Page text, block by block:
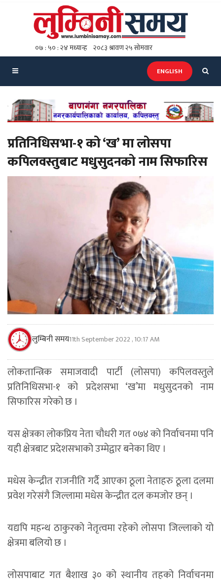
ENGLISH
प्रतिनिधिसभा-१ को ‘ख’ मा लोसपा
कपिलवस्तुबाट मधुसुदनको नाम सिफारिस
लुम्बिनी समय11th September 2022 , 10:17 AM
लोकतान्त्रिक समाजवादी पार्टी (लोसपा) कपिलवस्तुले
प्रतिनिधिसभा-१ को प्रदेशसभा ‘ख’मा मधुसुदनको नाम
सिफारिस गरेको छ ।
यस क्षेत्रका लोकप्रिय नेता चौधरी गत ०७४ को निर्वाचनमा पनि
यही क्षेत्रबाट प्रदेशसभाको उम्मेद्वार बनेका थिए ।
मधेस केन्द्रीत राजनीति गर्दै आएका ठूला नेताहरु ठूला दलमा
प्रवेश गरेसंगै जिल्लामा मधेस केन्द्रीत दल कमजोर छन् ।
यद्यपि महन्थ ठाकुरको नेतृत्वमा रहेको लोसपा जिल्लाको यो
क्षेत्रमा बलियो छ ।
लोसपाबाट गत बैशाख ३० को स्थानीय तहको निर्वाचनमा